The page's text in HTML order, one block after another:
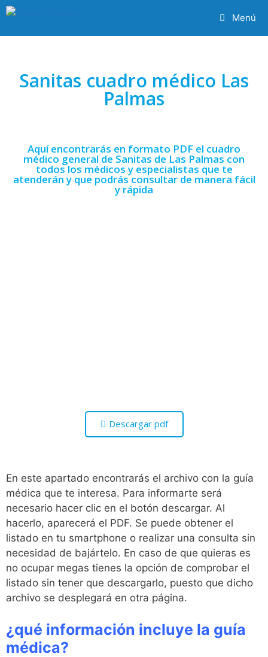
Menú
Sanitas cuadro médico Las
Palmas
Aquí encontrarás en formato PDF el cuadro
médico general de Sanitas de Las Palmas con
todos los médicos y especialistas que te
atenderán y que podrás consultar de manera fácil
y rápida
Descargar pdf
En este apartado encontrarás el archivo con la guía
médica que te interesa. Para informarte será
necesario hacer clic en el botón descargar. Al
hacerlo, aparecerá el PDF. Se puede obtener el
listado en tu smartphone o realizar una consulta sin
necesidad de bajártelo. En caso de que quieras es
no ocupar megas tienes la opción de comprobar el
listado sin tener que descargarlo, puesto que dicho
archivo se desplegará en otra página.
¿qué información incluye la guía
médica?